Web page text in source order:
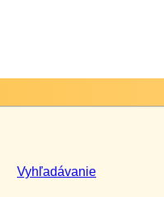
Vyhľadávanie